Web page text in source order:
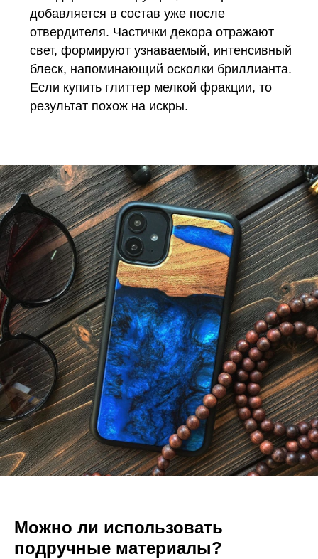
добавляется в состав уже после
отвердителя. Частички декора отражают
свет, формируют узнаваемый, интенсивный
блеск, напоминающий осколки бриллианта.
Если купить глиттер мелкой фракции, то
результат похож на искры.
Можно ли использовать
подручные материалы?